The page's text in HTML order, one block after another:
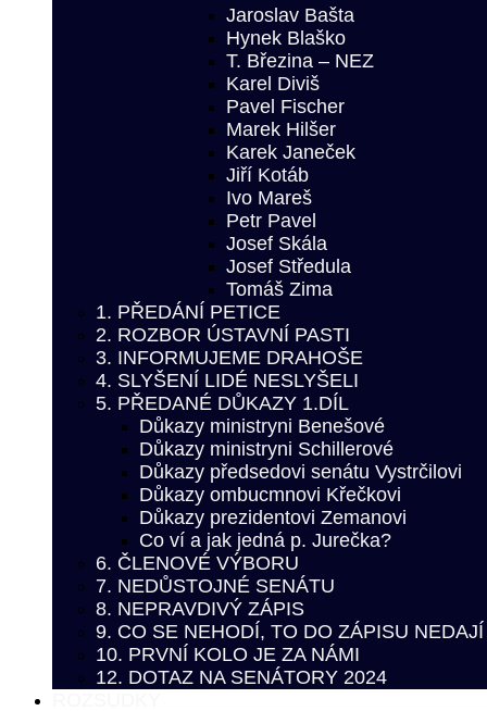
Jaroslav Bašta
Hynek Blaško
T. Březina – NEZ
Karel Diviš
Pavel Fischer
Marek Hilšer
Karek Janeček
Jiří Kotáb
Ivo Mareš
Petr Pavel
Josef Skála
Josef Středula
Tomáš Zima
1. PŘEDÁNÍ PETICE
2. ROZBOR ÚSTAVNÍ PASTI
3. INFORMUJEME DRAHOŠE
4. SLYŠENÍ LIDÉ NESLYŠELI
5. PŘEDANÉ DŮKAZY 1.DÍL
Důkazy ministryni Benešové
Důkazy ministryni Schillerové
Důkazy předsedovi senátu Vystrčilovi
Důkazy ombucmnovi Křečkovi
Důkazy prezidentovi Zemanovi
Co ví a jak jedná p. Jurečka?
6. ČLENOVÉ VÝBORU
7. NEDŮSTOJNÉ SENÁTU
8. NEPRAVDIVÝ ZÁPIS
9. CO SE NEHODÍ, TO DO ZÁPISU NEDAJÍ
10. PRVNÍ KOLO JE ZA NÁMI
12. DOTAZ NA SENÁTORY 2024